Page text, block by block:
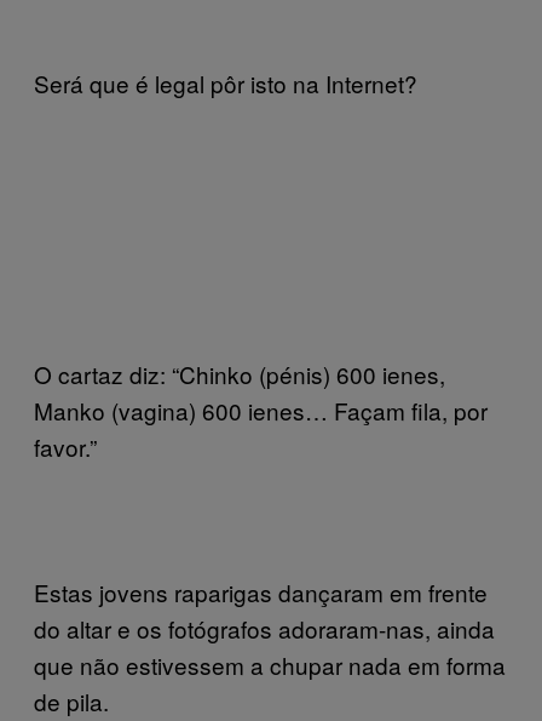
Será que é legal pôr isto na Internet?
O cartaz diz: “Chinko (pénis) 600 ienes,
Manko (vagina) 600 ienes… Façam fila, por
favor.”
Estas jovens raparigas dançaram em frente
do altar e os fotógrafos adoraram-nas, ainda
que não estivessem a chupar nada em forma
de pila.